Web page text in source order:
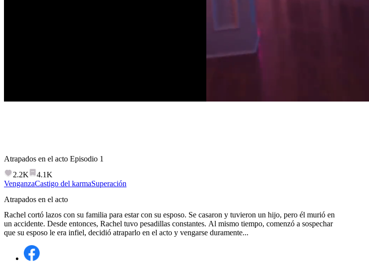
Atrapados en el acto Episodio 1
2.2K
4.1K
VenganzaCastigo del karmaSuperación
Atrapados en el acto
Rachel cortó lazos con su familia para estar con su esposo. Se casaron y tuvieron un hijo, pero él murió en
un accidente. Desde entonces, Rachel tuvo pesadillas constantes. Al mismo tiempo, comenzó a sospechar
que su esposo le era infiel, decidió atraparlo en el acto y vengarse duramente...